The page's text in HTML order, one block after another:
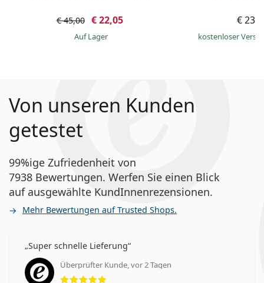
€ 45,00 € 22,05
auf Lager
€
kostenloser
Von unseren Kunden
getestet
99%ige Zufriedenheit von
7938 Bewertungen. Werfen Sie einen Blick
auf ausgewählte KundInnenrezensionen.
Mehr Bewertungen auf Trusted Shops.
Super schnelle Lieferung
Überprüfter Kunde, vor 2 Tagen
Bewertung 5 aus 5